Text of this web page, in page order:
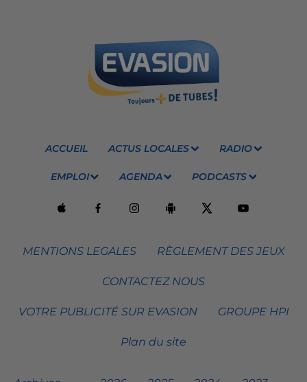
ACCUEIL ACTUS LOCALES RADIO
EMPLOI AGENDA PODCASTS
MENTIONS LEGALES RÈGLEMENT DES JEUX
CONTACTEZ NOUS
VOTRE PUBLICITÉ SUR EVASION GROUPE HPI
Plan du site